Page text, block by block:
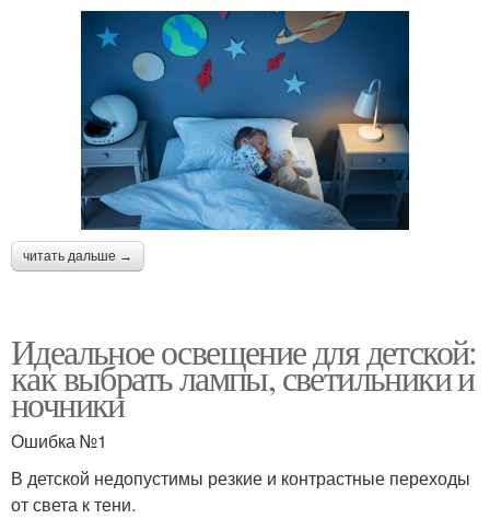
читать дальше →
Идеальное освещение для детской:
как выбрать лампы, светильники и
ночники
Ошибка №1
В детской недопустимы резкие и контрастные переходы
от света к тени.